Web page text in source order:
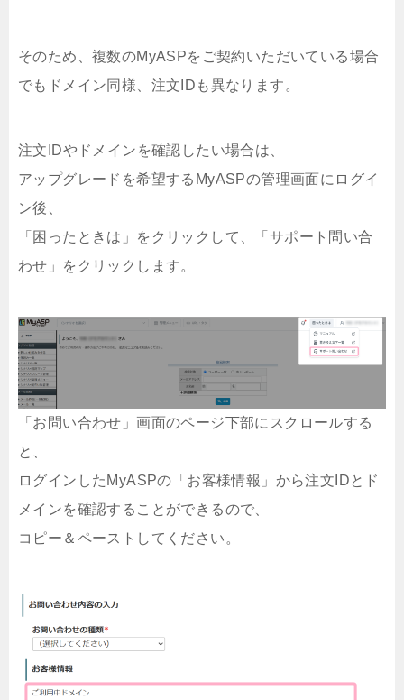
そのため、複数のMyASPをご契約いただいている場合
でもドメイン同様、注文IDも異なります。
注文IDやドメインを確認したい場合は、
アップグレードを希望するMyASPの管理画面にログイ
ン後、
「困ったときは」をクリックして、「サポート問い合
わせ」をクリックします。
「お問い合わせ」画面のページ下部にスクロールする
と、
ログインしたMyASPの「お客様情報」から注文IDとド
メインを確認することができるので、
コピー＆ペーストしてください。